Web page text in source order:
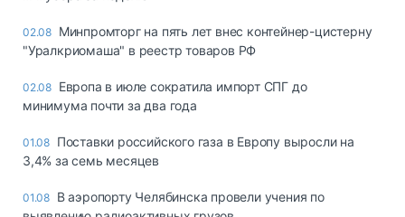
02.08 Минпромторг на пять лет внес контейнер-цистерну
"Уралкриомаша" в реестр товаров РФ
02.08 Европа в июле сократила импорт СПГ до
минимума почти за два года
01.08 Поставки российского газа в Европу выросли на
3,4% за семь месяцев
01.08 В аэропорту Челябинска провели учения по